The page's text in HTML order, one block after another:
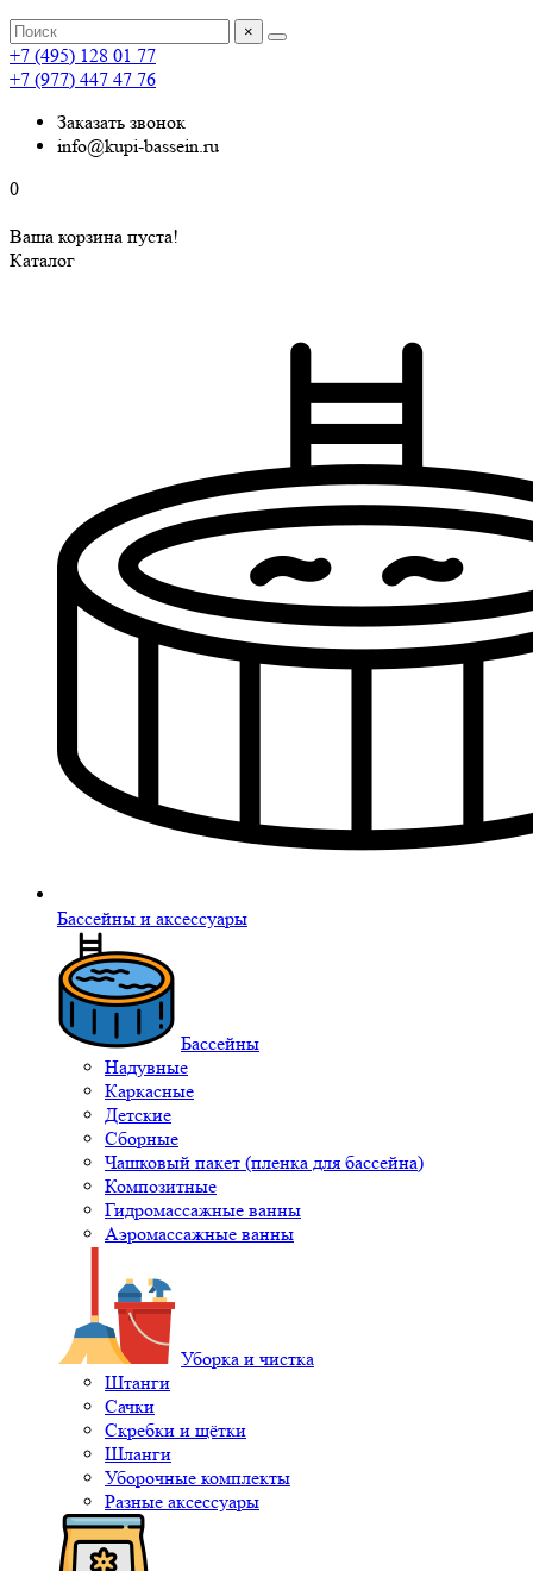
×
+7 (495) 128 01 77
+7 (977) 447 47 76
Заказать звонок
info@kupi-bassein.ru
0
Ваша корзина пуста!
Каталог
Бассейны и аксессуары
Бассейны
Надувные
Каркасные
Детские
Сборные
Чашковый пакет (пленка для бассейна)
Композитные
Гидромассажные ванны
Аэромассажные ванны
Уборка и чистка
Штанги
Сачки
Скребки и щётки
Шланги
Уборочные комплекты
Разные аксессуары